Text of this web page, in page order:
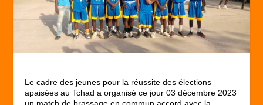
Le cadre des jeunes pour la réussite des élections
apaisées au Tchad a organisé ce jour 03 décembre 2023